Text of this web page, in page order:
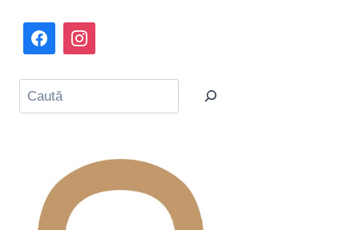
Caută